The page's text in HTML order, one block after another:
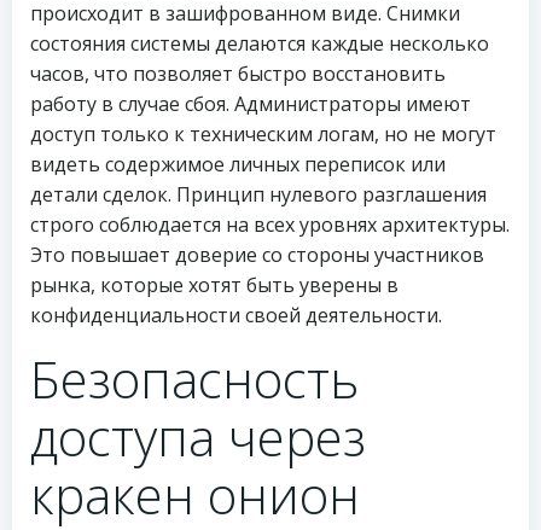
происходит в зашифрованном виде. Снимки
состояния системы делаются каждые несколько
часов, что позволяет быстро восстановить
работу в случае сбоя. Администраторы имеют
доступ только к техническим логам, но не могут
видеть содержимое личных переписок или
детали сделок. Принцип нулевого разглашения
строго соблюдается на всех уровнях архитектуры.
Это повышает доверие со стороны участников
рынка, которые хотят быть уверены в
конфиденциальности своей деятельности.
Безопасность
доступа через
кракен онион